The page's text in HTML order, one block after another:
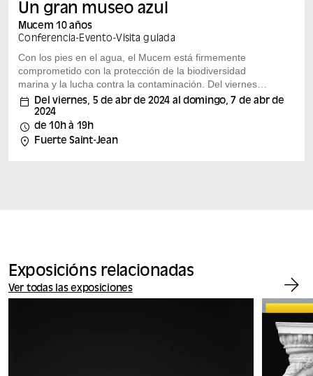
Un gran museo azul
Mucem 10 años
Conferencia-Evento-Visita guiada
Con los pies en el agua, el Mucem está firmemente
comprometido con la protección de la biodiversidad
marina y la lucha contra la contaminación. Del viernes 5
al domingo 7 de abril de 2024, el Mucem unirá fuerzas
con la Fundación Tara Ocean para celebrar un fin de
semana de conferencias, proyecciones, talleres
inmersivos y actuaciones artísticas que nos ayudarán a
todos a construir “Un Gran Museo Azul”. La Fundación
Del viernes, 5 de abr de 2024 al domingo, 7 de abr de
2024
de 10h à 19h
Fuerte Saint-Jean
Exposicións relacionadas
Ver todas las exposiciones